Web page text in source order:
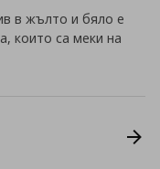
в жълто и бяло е
които са меки на